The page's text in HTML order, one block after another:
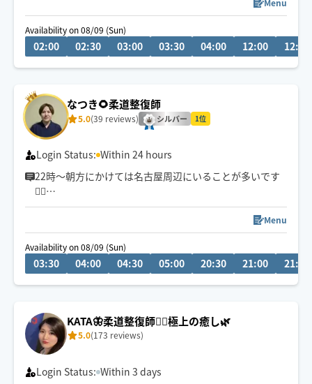
どんなお悩みにも真摯に向き合い身体の痛みや不調、お
客様の気になる所をその場しのぎではなく"根本"から対
応させて頂きます
慢性的な肩こり腰痛
足の浮腫み
末端冷え性
お客様の身体に合った施術でメニューをご提案させて頂
きます👏
小さなお子さまやペットが居るお宅も歓迎です🐶😺
Menu
Availability on 08/09 (Sun)
02:00 02:30 03:00 03:30 04:00 12:00 12:30
なつき🌻柔道整復師
5.0(39 reviews) シルバー 1位
Login Status: Within 24 hours
22時〜朝方にかけては名古屋周辺にいることが多いです
💆‍♂️
💬シフト外の日時やメニューのご相談はチャットにてお
問い合わせください。
調整可能な際は出来る限り対応させていただきます
※他店舗での勤務もあり、施術中は返信や承諾が遅くな
りますのでご了承ください🙇
Menu
Availability on 08/09 (Sun)
03:30 04:00 04:30 05:00 20:30 21:00 21:30
KATA🦋柔道整復師💁‍♀️極上の癒し🌿
5.0(173 reviews)
Login Status: Within 3 days